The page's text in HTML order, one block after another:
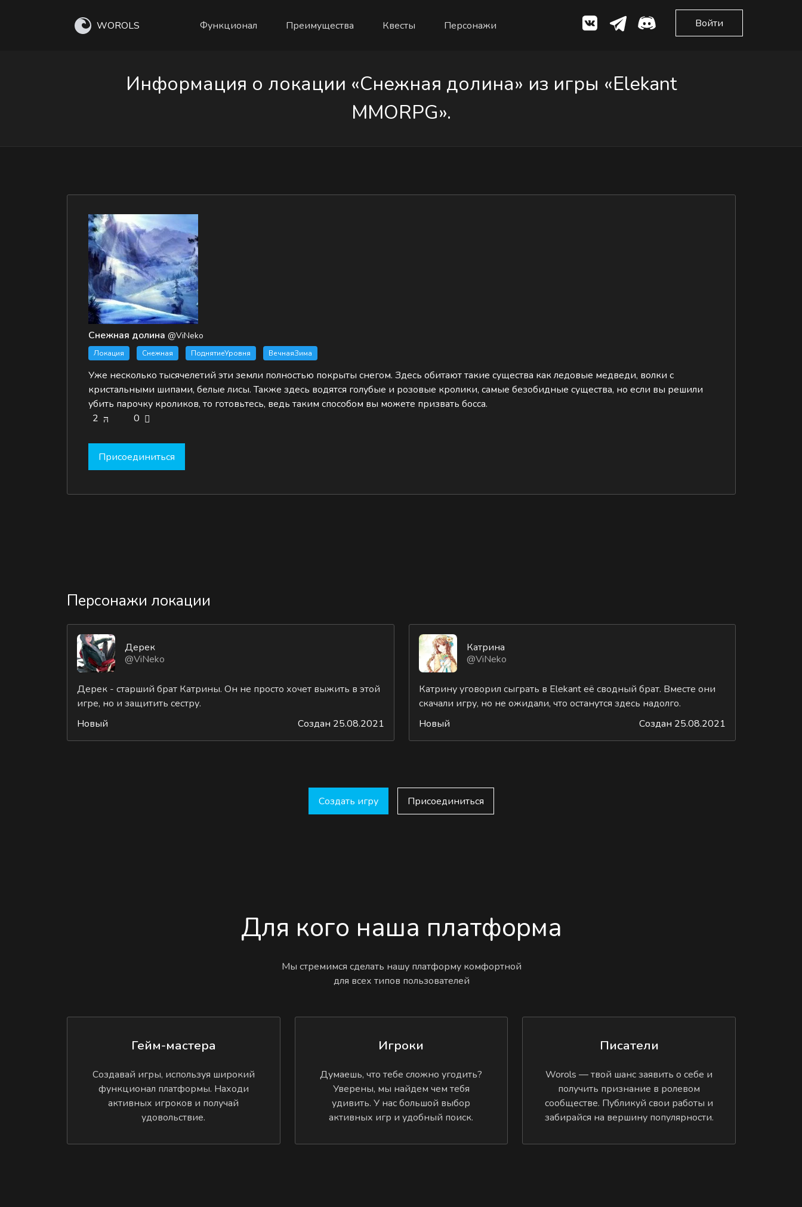
WOROLS Функционал Преимущества Квесты Персонажи Войти
Информация о локации «Снежная долина» из игры «Elekant
MMORPG».
Снежная долина @ViNeko
Локация Снежная ПоднятиеУровня ВечнаяЗима
Уже несколько тысячелетий эти земли полностью покрыты снегом. Здесь обитают такие существа как ледовые медведи, волки с
кристальными шипами, белые лисы. Также здесь водятся голубые и розовые кролики, самые безобидные существа, но если вы решили
убить парочку кроликов, то готовьтесь, ведь таким способом вы можете призвать босса.
2
0
Присоединиться
Персонажи локации
Дерек
@ViNeko
Дерек - старший брат Катрины. Он не просто хочет выжить в этой
игре, но и защитить сестру.
Новый
Создан 25.08.2021
Катрина
@ViNeko
Катрину уговорил сыграть в Elekant её сводный брат. Вместе они
скачали игру, но не ожидали, что останутся здесь надолго.
Новый
Создан 25.08.2021
Создать игру Присоединиться
Для кого наша платформа
Мы стремимся сделать нашу платформу комфортной
для всех типов пользователей
Гейм-мастера
Создавай игры, используя широкий
функционал платформы. Находи
активных игроков и получай
удовольствие.
Игроки
Думаешь, что тебе сложно угодить?
Уверены, мы найдем чем тебя
удивить. У нас большой выбор
активных игр и удобный поиск.
Писатели
Worols — твой шанс заявить о себе и
получить признание в ролевом
сообществе. Публикуй свои работы и
забирайся на вершину популярности.